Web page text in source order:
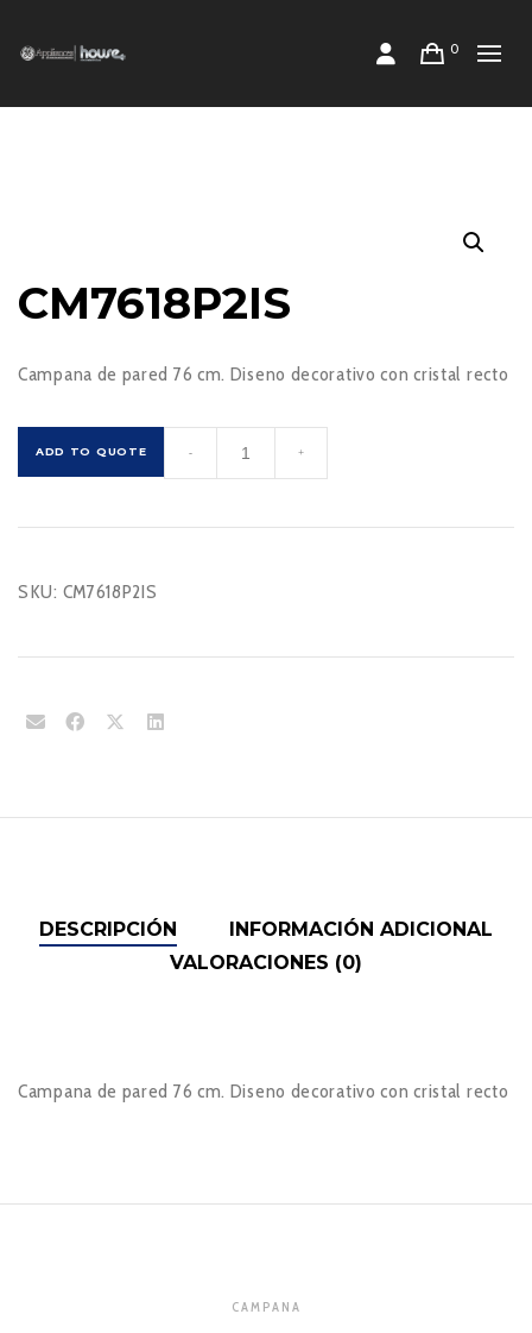
0
CM7618P2IS
Campana de pared 76 cm. Diseno decorativo con cristal recto
ADD TO QUOTE
cantidad
- +
SKU: CM7618P2IS
DESCRIPCIÓN
INFORMACIÓN ADICIONAL
VALORACIONES (0)
Campana de pared 76 cm. Diseno decorativo con cristal recto
CAMPANA